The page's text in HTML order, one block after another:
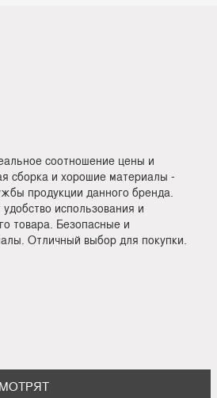
соотношение цены и
сборка и хорошие материалы -
продукции данного бренда.
использования и
товара. Безопасные и
Отличный выбор для покупки.